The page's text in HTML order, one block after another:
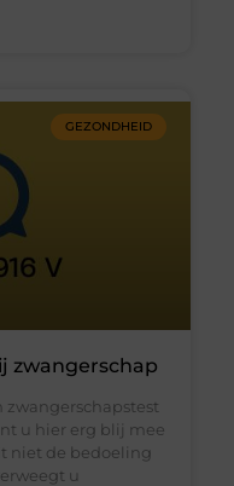
GEZONDHEID
zwangerschap
zwangerschapstest
u hier erg blij mee
niet de bedoeling
u